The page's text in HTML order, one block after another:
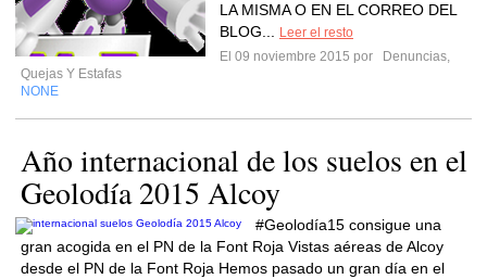
LA MISMA O EN EL CORREO DEL
BLOG...
Leer el resto
El 09 noviembre 2015 por
Denuncias,
Quejas Y Estafas
NONE
Año internacional de los suelos en el
Geolodía 2015 Alcoy
#Geolodía15 consigue una
gran acogida en el PN de la Font Roja Vistas aéreas de Alcoy
desde el PN de la Font Roja Hemos pasado un gran día en el